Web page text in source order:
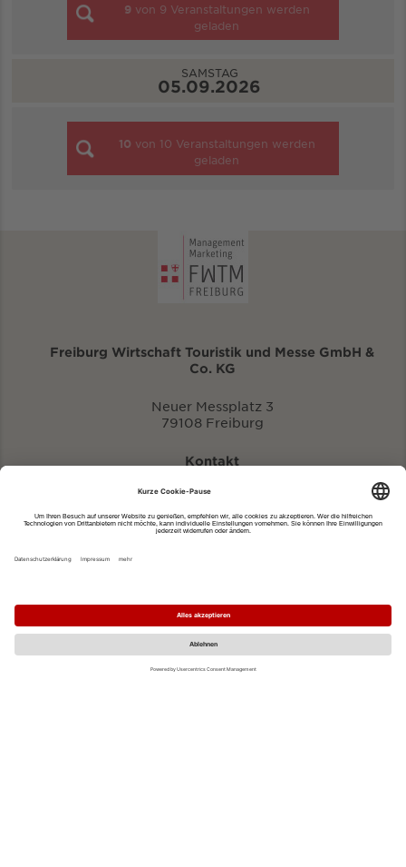
9 von 9 Veranstaltungen werden
geladen
SAMSTAG
05.09.2026
10 von 10 Veranstaltungen werden
geladen
Freiburg Wirtschaft Touristik und Messe GmbH &
Co. KG
Neuer Messplatz 3
79108 Freiburg
Kontakt
eventportal@fwtm.de
Impressum